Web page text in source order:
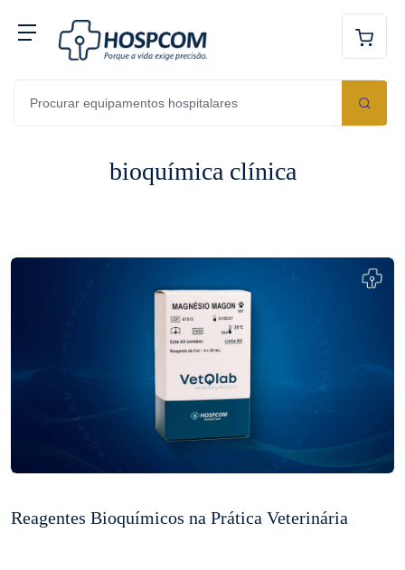
bioquímica clínica
Reagentes Bioquímicos na Prática Veterinária